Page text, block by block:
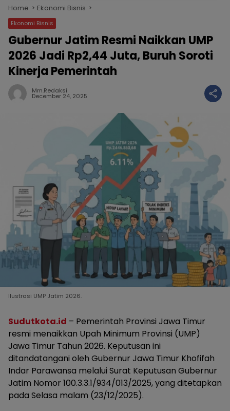
Home Ekonomi Bisnis
Ekonomi Bisnis
Gubernur Jatim Resmi Naikkan UMP
2026 Jadi Rp2,44 Juta, Buruh Soroti
Kinerja Pemerintah
Mm.redaksi
December 24, 2025
Ilustrasi UMP Jatim 2026.
Sudutkota.id – Pemerintah Provinsi Jawa Timur
resmi menaikkan Upah Minimum Provinsi (UMP)
Jawa Timur Tahun 2026. Keputusan ini
ditandatangani oleh Gubernur Jawa Timur Khofifah
Indar Parawansa melalui Surat Keputusan Gubernur
Jatim Nomor 100.3.3.1/934/013/2025, yang ditetapkan
pada Selasa malam (23/12/2025).